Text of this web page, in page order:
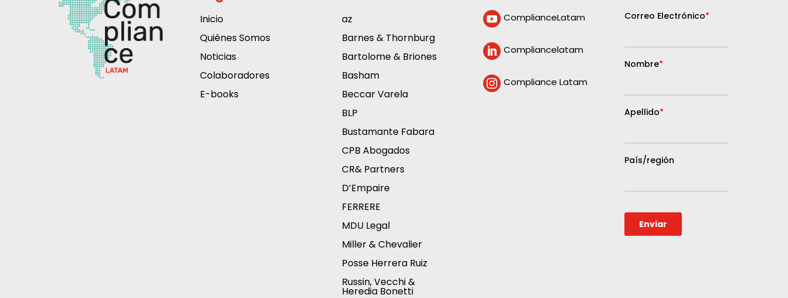
Inicio
Quiénes Somos
Noticias
Colaboradores
E-books
az
Barnes & Thornburg
Bartolome & Briones
Basham
Beccar Varela
BLP
Bustamante Fabara
CPB Abogados
CR& Partners
D’Empaire
FERRERE
MDU Legal
Miller & Chevalier
Posse Herrera Ruiz
Russin, Vecchi &
Heredia Bonetti
 ComplianceLatam
 Compliancelatam
 Compliance Latam